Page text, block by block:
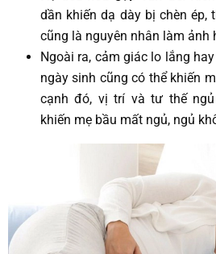
dần khiến dạ dày bị chèn
cũng là nguyên nhân làm ảnh
Ngoài ra, cảm giác lo lắng
ngày sinh cũng có thể khiến
cạnh đó, vị trí và tư thế
khiến mẹ bầu mất ngủ, ngủ